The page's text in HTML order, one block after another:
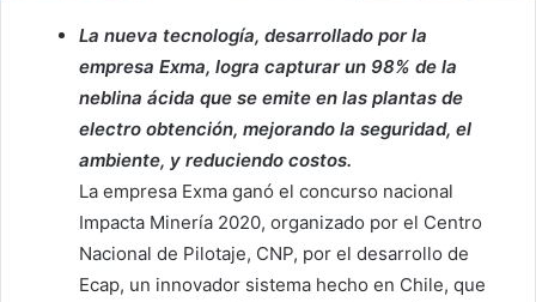
La nueva tecnología, desarrollado por la
empresa Exma, logra capturar un 98% de la
neblina ácida que se emite en las plantas de
electro obtención, mejorando la seguridad, el
ambiente, y reduciendo costos.
La empresa Exma ganó el concurso nacional
Impacta Minería 2020, organizado por el Centro
Nacional de Pilotaje, CNP, por el desarrollo de
Ecap, un innovador sistema hecho en Chile, que